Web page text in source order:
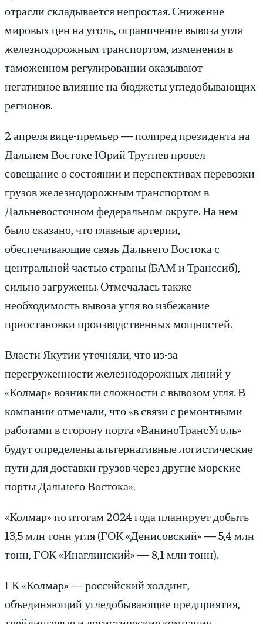
отрасли складывается непростая. Снижение
мировых цен на уголь, ограничение вывоза угля
железнодорожным транспортом, изменения в
таможенном регулировании оказывают
негативное влияние на бюджеты угледобывающих
регионов.
2 апреля вице-премьер — полпред президента на
Дальнем Востоке Юрий Трутнев провел
совещание о состоянии и перспективах перевозки
грузов железнодорожным транспортом в
Дальневосточном федеральном округе. На нем
было сказано, что главные артерии,
обеспечивающие связь Дальнего Востока с
центральной частью страны (БАМ и Транссиб),
сильно загружены. Отмечалась также
необходимость вывоза угля во избежание
приостановки производственных мощностей.
Власти Якутии уточняли, что из-за
перегруженности железнодорожных линий у
«Колмар» возникли сложности с вывозом угля. В
компании отмечали, что «в связи с ремонтными
работами в сторону порта «ВаниноТрансУголь»
будут определены альтернативные логистические
пути для доставки грузов через другие морские
порты Дальнего Востока».
«Колмар» по итогам 2024 года планирует добыть
13,5 млн тонн угля (ГОК «Денисовский» — 5,4 млн
тонн, ГОК «Инаглинский» — 8,1 млн тонн).
ГК «Колмар» — российский холдинг,
объединяющий угледобывающие предприятия,